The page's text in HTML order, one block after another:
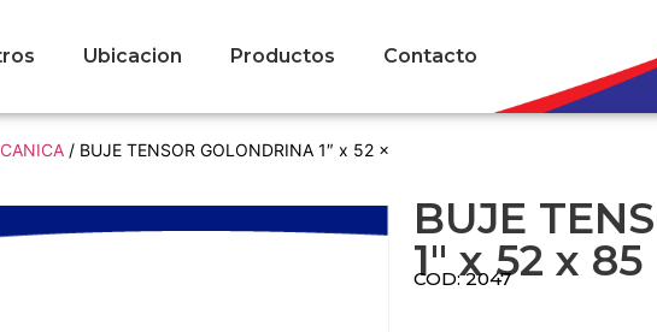
Ubicacion Productos Contacto
/ BUJE TENSOR GOLONDRINA 1″ x 52 x
BUJE
1″ x 52 x 85
COD: 2047